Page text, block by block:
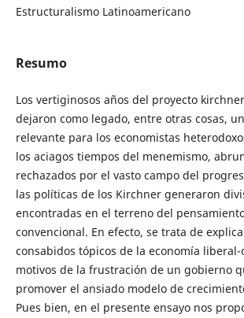
Estructuralismo Latinoamericano
Resumo
Los vertiginosos años del proyecto
dejaron como legado, entre otras cosas,
relevante para los economistas
los aciagos tiempos del menemismo,
rechazados por el vasto campo del
las políticas de los Kirchner generaron
encontradas en el terreno del
convencional. En efecto, se trata de
consabidos tópicos de la economía liberal-
motivos de la frustración de un gobierno
promover el ansiado modelo de
Pues bien, en el presente ensayo nos